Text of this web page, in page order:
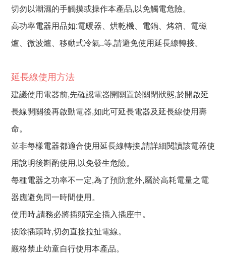
切勿以潮濕的手觸摸或操作本產品,以免觸電危險。
高功率電器用品如:電暖器、烘乾機、電鍋、烤箱、電磁
爐、微波爐、移動式冷氣..等,請避免使用延長線轉接。
延長線使用方法
建議使用電器前,先確認電器開關置於關閉狀態,於開啟延
長線開關後再啟動電器,如此可延長電器及延長線使用壽
命。
並非每樣電器都適合使用延長線轉接,請詳細閱讀該電器使
用說明後斟酌使用,以免發生危險。
每種電器之功率不一定,為了預防意外,屬於高耗電量之電
器應避免同一時間使用。
使用時,請務必將插頭完全插入插座中。
拔除插頭時,切勿直接拉扯電線。
嚴格禁止幼童自行使用本產品。